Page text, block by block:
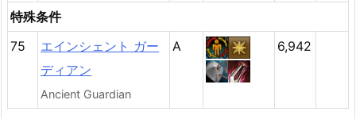
特殊条件
75
エインシェント ガー
ディアン
Ancient Guardian
A 6,942